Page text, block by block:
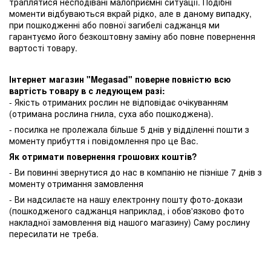
моменти відбуваються вкрай рідко, але в даному випадку,
при пошкодженні або повної загибелі саджанця ми
гарантуємо його безкоштовну заміну або повне повернення
вартості товару.
Інтернет магазин "Megasad" поверне повністю всю
вартість товару в с ледующем разі:
- Якість отриманих рослин не відповідає очікуванням
(отримана рослина гнила, суха або пошкоджена).
- посилка не пролежала більше 5 днів у відділенні пошти з
моменту прибуття і повідомлення про це Вас.
Як отримати повернення грошових коштів?
- Ви повинні звернутися до нас в компанію не пізніше 7 днів з
моменту отримання замовлення
- Ви надсилаєте на нашу електронну пошту фото-докази
(пошкодженого саджанця наприклад, і обов'язково фото
накладної замовлення від нашого магазину) Саму рослину
пересилати не треба.